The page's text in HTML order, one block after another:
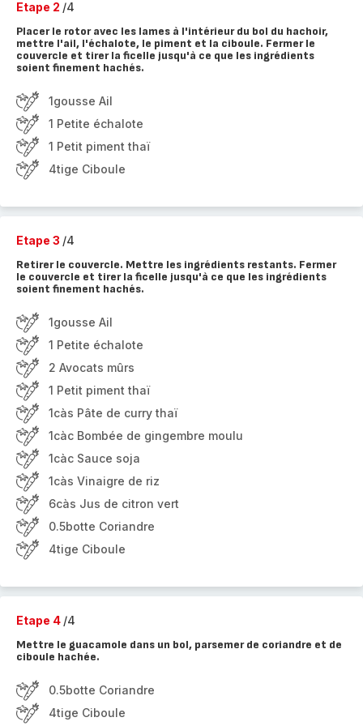
Etape 2 /4
Placer le rotor avec les lames à l'intérieur du bol du hachoir,
mettre l'ail, l'échalote, le piment et la ciboule. Fermer le
couvercle et tirer la ficelle jusqu'à ce que les ingrédients
soient finement hachés.
1gousse Ail
1 Petite échalote
1 Petit piment thaï
4tige Ciboule
Etape 3 /4
Retirer le couvercle. Mettre les ingrédients restants. Fermer
le couvercle et tirer la ficelle jusqu'à ce que les ingrédients
soient finement hachés.
1gousse Ail
1 Petite échalote
2 Avocats mûrs
1 Petit piment thaï
1càs Pâte de curry thaï
1càc Bombée de gingembre moulu
1càc Sauce soja
1càs Vinaigre de riz
6càs Jus de citron vert
0.5botte Coriandre
4tige Ciboule
Etape 4 /4
Mettre le guacamole dans un bol, parsemer de coriandre et de
ciboule hachée.
0.5botte Coriandre
4tige Ciboule